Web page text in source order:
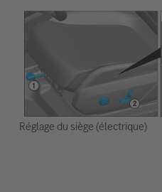
Réglage du siège (électrique)